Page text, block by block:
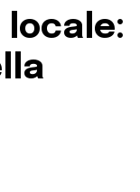
locale: